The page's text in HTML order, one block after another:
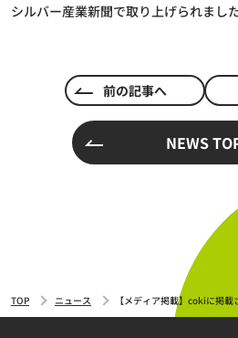
シルバー産業新聞で取り上げられまし
前の記事へ
NEWS
TOP ニュース 【メディア掲載】cokiに掲載